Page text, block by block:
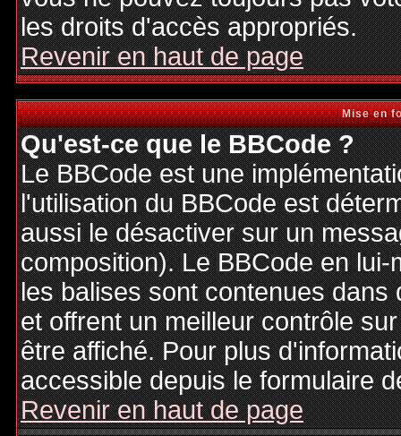
les droits d'accès appropriés.
Revenir en haut de page
Mise en
Qu'est-ce que le BBCode ?
Le BBCode est une
l'utilisation du BBCode est
aussi le désactiver sur un
composition). Le BBCode en
les balises sont contenues
et offrent un meilleur contrôle
être affiché. Pour plus
accessible depuis le formulaire
Revenir en haut de page